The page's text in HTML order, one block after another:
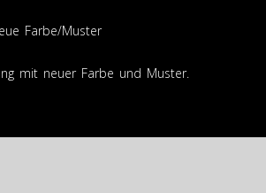
Farbe/Muster
mit neuer Farbe und Muster.